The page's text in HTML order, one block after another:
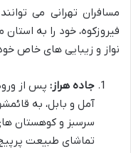
مسافران تهرانی می
فیروزکوه، خود را به
نواز و زیبایی های خاص خود
جاده هراز: پس از
آمل و بابل، به
سرسبز و کوهستان
تماشای طبیعت پرپیچ